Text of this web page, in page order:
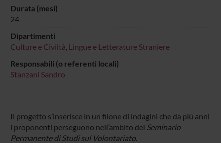
Durata (mesi)
24
Dipartimenti
Culture e Civiltà, Lingue e Letterature Straniere
Responsabili (o referenti locali)
Stanzani Sandro
Il progetto s’inserisce in un filone di indagini che da più anni
i proponenti perseguono nell’ambito del Seminario
Permanente di Studi sul Volontariato.